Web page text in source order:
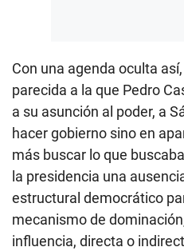
Con una agenda oculta
parecida a la que Pedro
a su asunción al poder, a
hacer gobierno sino en
más buscar lo que
la presidencia una
estructural democrático
mecanismo de
influencia, directa o